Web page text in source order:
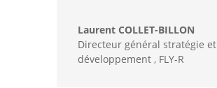
Laurent COLLET-BILLON
Directeur général stratégie et
développement , FLY-R